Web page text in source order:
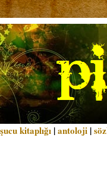
kitaplığı |antoloji |